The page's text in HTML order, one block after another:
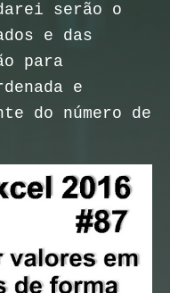
serão o
e das
para
e
do número de